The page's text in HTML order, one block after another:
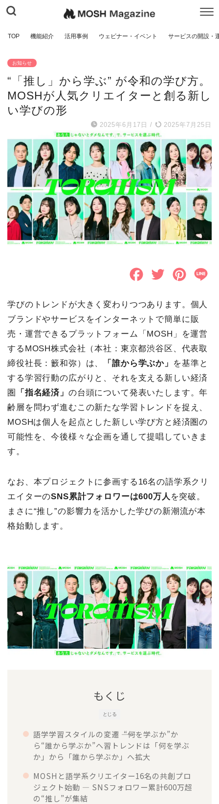
TOP 機能紹介 活用事例 ウェビナー・イベント サービスの開設・
お知らせ
“「推し」から学ぶ” が令和の学び方。
MOSHが人気クリエイターと創る新し
い学びの形
2025年6月17日 / 2025年7月25日
c
b
o
o
k
i
t
e
r
n
e
r
e
s
学びのトレンドが大きく変わりつつあります。個人
ブランドやサービスをインターネットで簡単に販
売・運営できるプラットフォーム「MOSH」を運営
するMOSH株式会社（本社：東京都渋谷区、代表取
締役社長：籔和弥）は、
「誰から学ぶか」
を基準と
する学習行動の広がりと、それを支える新しい経済
圏
「指名経済」 の台頭について発表いたします。年
齢層を問わず進むこの新たな学習トレンドを捉え、
MOSHは個人を起点とした新しい学び方と経済圏の
可能性を、今後様々な企画を通して提唱していきま
す。
なお、本プロジェクトに参画する16名の語学系クリ
エイターのSNS累計フォロワーは600万人 を突破。
まさに“推し”の影響力を活かした学びの新潮流が本
格始動します。
とじる
もくじ
語学学習スタイルの変遷 ―― “何を学ぶか”か
ら“誰から学ぶか”へ習トレンドは「何を学ぶ
か」から「誰から学ぶか」へ拡大
MOSHと語学系クリエイター16名の共創プロ
ジェクト始動 ― SNSフォロワー累計600万超
の“推し”が集結